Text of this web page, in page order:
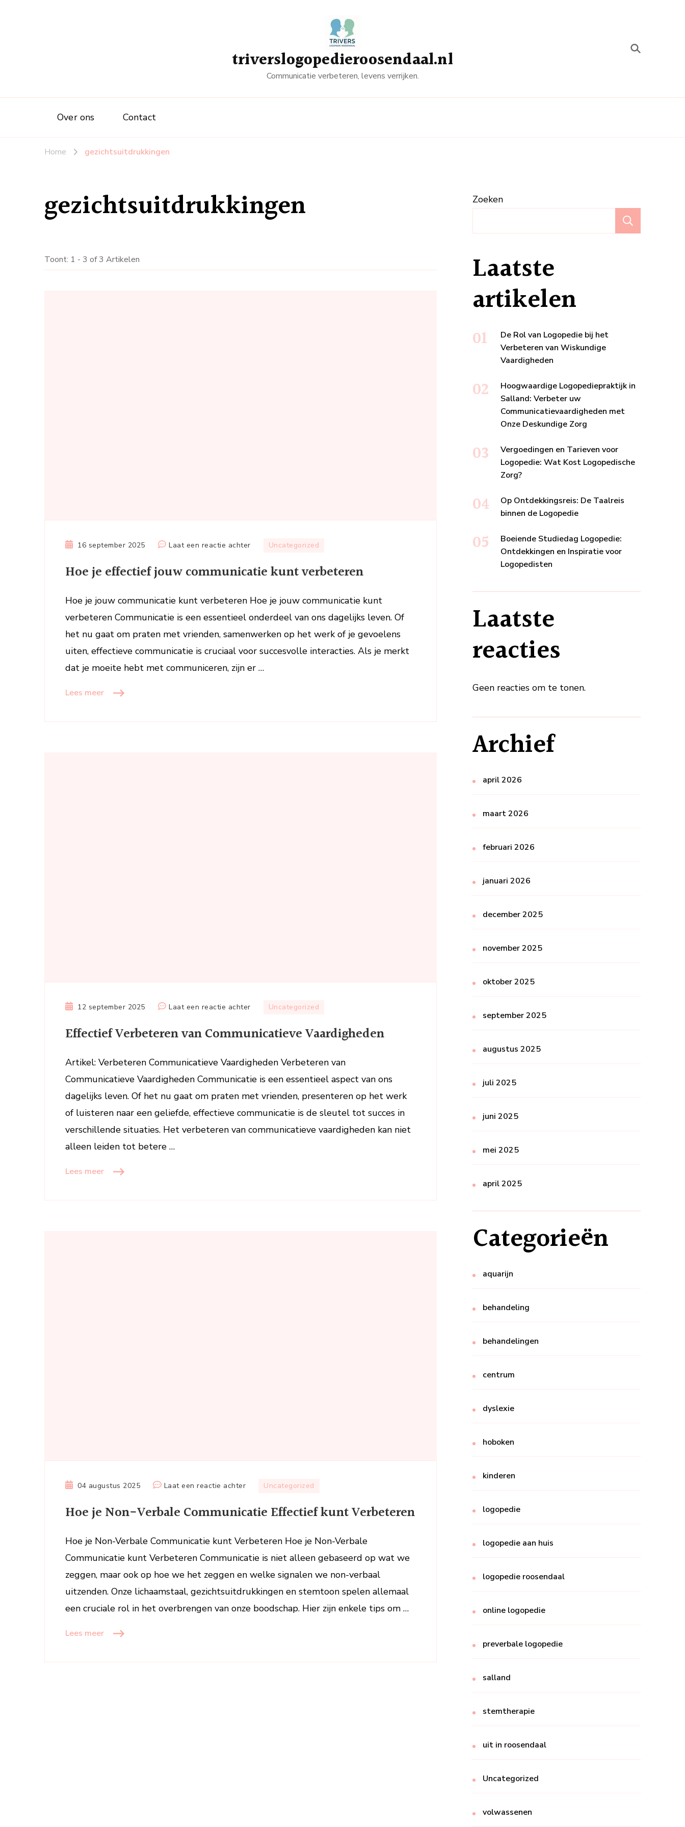
triverslogopedieroosendaal.nl
Communicatie verbeteren, levens verrijken.
Over ons Contact
Home gezichtsuitdrukkingen
gezichtsuitdrukkingen
Toont: 1 - 3 of 3 Artikelen
16 september 2025 Laat een reactie achterop
je
jouw
verbeteren
Uncategorized
Hoe je effectief jouw communicatie kunt verbeteren
Hoe je jouw communicatie kunt verbeteren Hoe je jouw communicatie kunt
verbeteren Communicatie is een essentieel onderdeel van ons dagelijks leven. Of
het nu gaat om praten met vrienden, samenwerken op het werk of je gevoelens
uiten, effectieve communicatie is cruciaal voor succesvolle interacties. Als je merkt
dat je moeite hebt met communiceren, zijn er …
Lees meer
12 september 2025 Laat een reactie achterop
Verbeteren
Communicatieve
Uncategorized
Effectief Verbeteren van Communicatieve Vaardigheden
Artikel: Verbeteren Communicatieve Vaardigheden Verbeteren van
Communicatieve Vaardigheden Communicatie is een essentieel aspect van ons
dagelijks leven. Of het nu gaat om praten met vrienden, presenteren op het werk
of luisteren naar een geliefde, effectieve communicatie is de sleutel tot succes in
verschillende situaties. Het verbeteren van communicatieve vaardigheden kan niet
alleen leiden tot betere …
Lees meer
04 augustus 2025 Laat een reactie achterop
je
Verbale
kunt
Verbeteren
Uncategorized
Hoe je Non-Verbale Communicatie Effectief kunt Verbeteren
Hoe je Non-Verbale Communicatie kunt Verbeteren Hoe je Non-Verbale
Communicatie kunt Verbeteren Communicatie is niet alleen gebaseerd op wat we
zeggen, maar ook op hoe we het zeggen en welke signalen we non-verbaal
uitzenden. Onze lichaamstaal, gezichtsuitdrukkingen en stemtoon spelen allemaal
een cruciale rol in het overbrengen van onze boodschap. Hier zijn enkele tips om …
Lees meer
Zoeken
Laatste
artikelen
De Rol van Logopedie bij het
Verbeteren van Wiskundige
Vaardigheden
Hoogwaardige Logopediepraktijk in
Salland: Verbeter uw
Communicatievaardigheden met
Onze Deskundige Zorg
Vergoedingen en Tarieven voor
Logopedie: Wat Kost Logopedische
Zorg?
Op Ontdekkingsreis: De Taalreis
binnen de Logopedie
Boeiende Studiedag Logopedie:
Ontdekkingen en Inspiratie voor
Logopedisten
Laatste
reacties
Geen reacties om te tonen.
Archief
april 2026
maart 2026
februari 2026
januari 2026
december 2025
november 2025
oktober 2025
september 2025
augustus 2025
juli 2025
juni 2025
mei 2025
april 2025
Categorieën
aquarijn
behandeling
behandelingen
centrum
dyslexie
hoboken
kinderen
logopedie
logopedie aan huis
logopedie roosendaal
online logopedie
preverbale logopedie
salland
stemtherapie
uit in roosendaal
Uncategorized
volwassenen